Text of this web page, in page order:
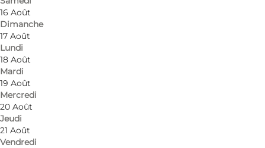
16 Août
Dimanche
17 Août
Lundi
18 Août
Mardi
19 Août
Mercredi
20 Août
Jeudi
21 Août
Vendredi
Photo